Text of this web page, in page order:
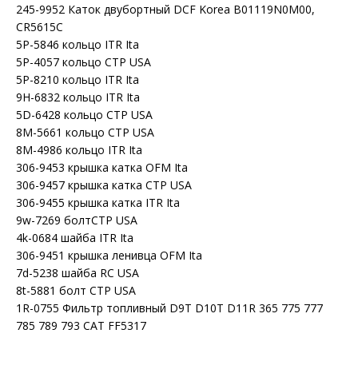
245-9952 Каток двубортный DCF Korea B01119N0M00,
СR5615С
5P-5846 кольцо ITR Ita
5P-4057 кольцо CTP USA
5P-8210 кольцо ITR Ita
9H-6832 кольцо ITR Ita
5D-6428 кольцо CTP USA
8M-5661 кольцо CTP USA
8M-4986 кольцо ITR Ita
306-9453 крышка катка OFM Ita
306-9457 крышка катка CTP USA
306-9455 крышка катка ITR Ita
9w-7269 болтCTP USA
4k-0684 шайба ITR Ita
306-9451 крышка ленивца OFM Ita
7d-5238 шайба RC USA
8t-5881 болт CTP USA
1R-0755 Фильтр топливный D9T D10T D11R 365 775 777
785 789 793 CAT FF5317